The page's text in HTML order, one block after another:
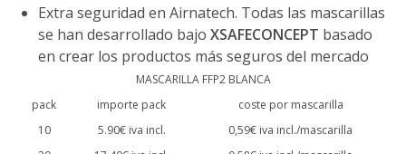
Extra seguridad en Airnatech. Todas las mascarillas
se han desarrollado bajo XSAFECONCEPT basado
en crear los productos más seguros del mercado
MASCARILLA FFP2 BLANCA
pack
importe pack
coste por mascarilla
10
5.90€ iva incl.
0,59€ iva incl./mascarilla